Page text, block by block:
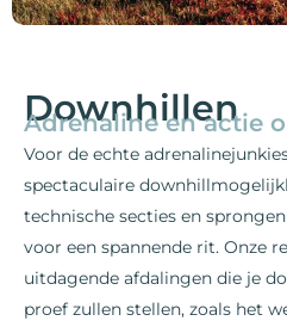
Downhillen
Adrenaline en actie
Voor de echte
spectaculaire
technische secties en
voor een spannende rit. Onze
uitdagende afdalingen die je
proef zullen stellen, zoals het